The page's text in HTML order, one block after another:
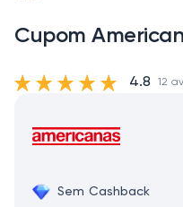
Cupom
Sem Cashback
4.8 12